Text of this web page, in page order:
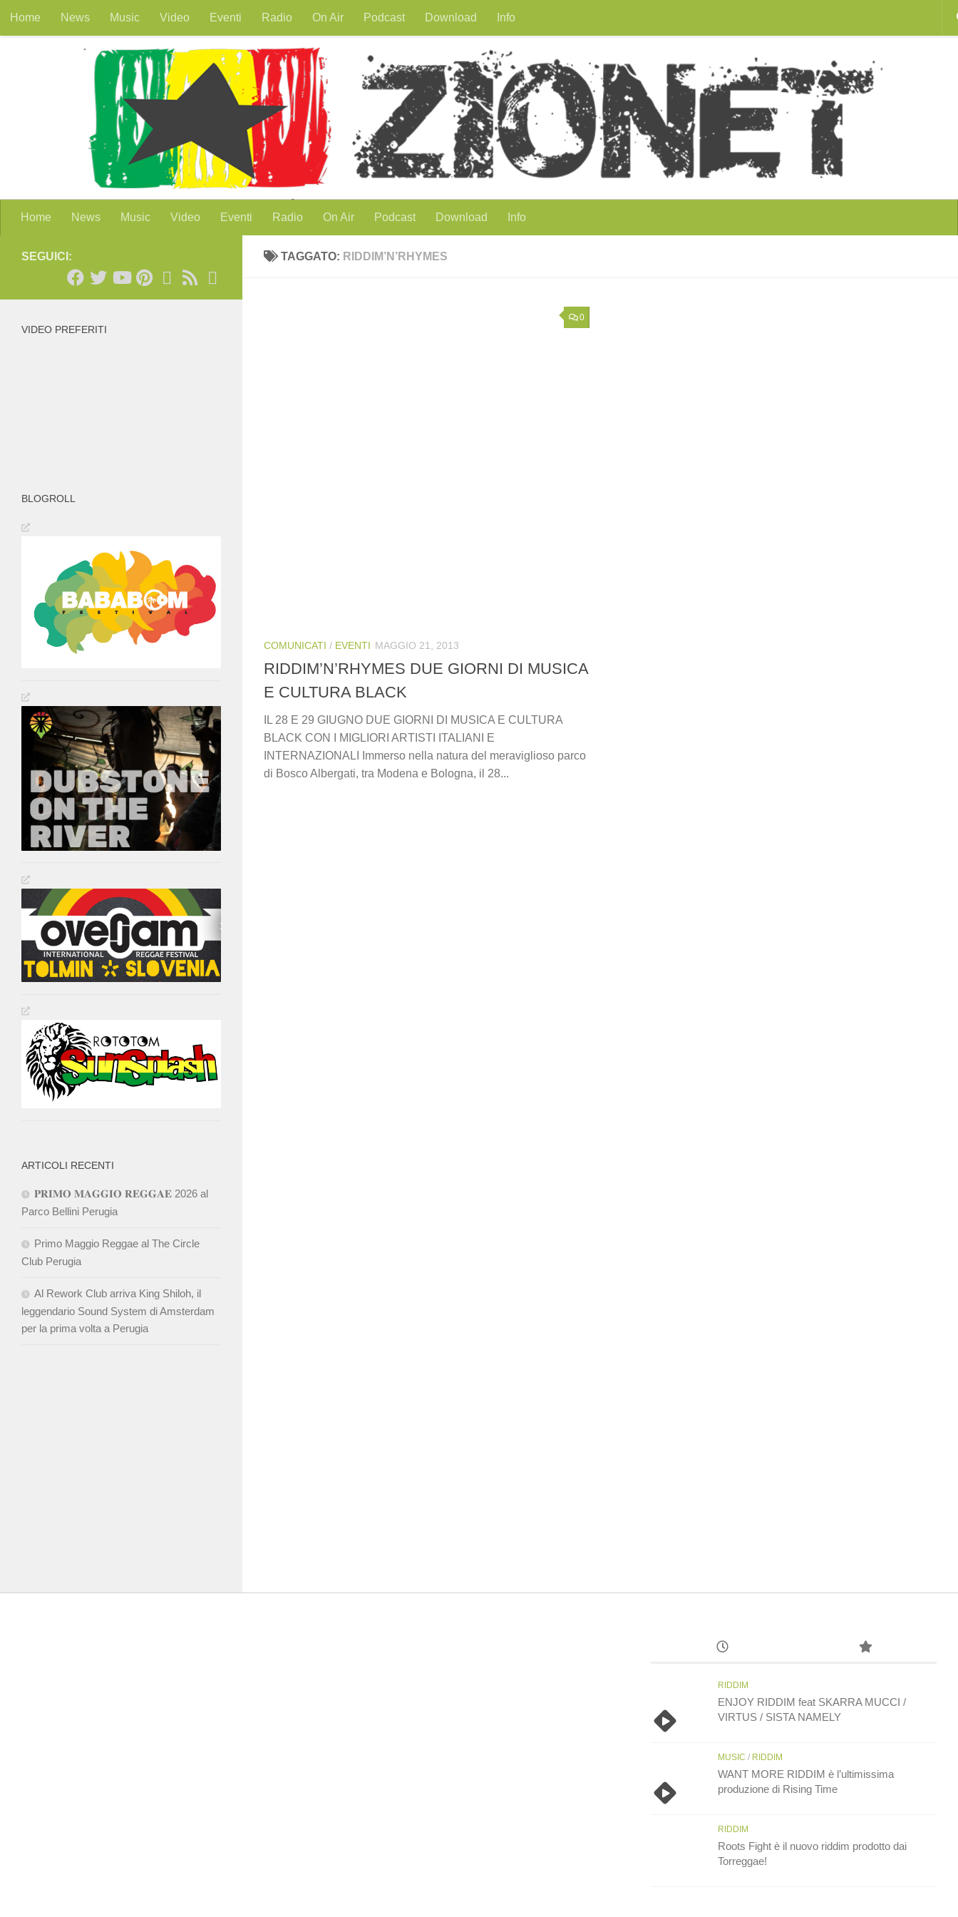
Salta al contenuto
Home News Music Video Eventi Radio On Air Podcast Download Info
Home News Music Video Eventi Radio On Air Podcast Download Info
TAGGATO: RIDDIM’N’RHYMES
0
COMUNICATI / EVENTI MAGGIO 21, 2013
RIDDIM’N’RHYMES DUE GIORNI DI MUSICA
E CULTURA BLACK
IL 28 E 29 GIUGNO DUE GIORNI DI MUSICA E CULTURA
BLACK CON I MIGLIORI ARTISTI ITALIANI E
INTERNAZIONALI Immerso nella natura del meraviglioso parco
di Bosco Albergati, tra Modena e Bologna, il 28...
SEGUICI:
VIDEO PREFERITI
BLOGROLL
ARTICOLI RECENTI
𝐏𝐑𝐈𝐌𝐎 𝐌𝐀𝐆𝐆𝐈𝐎 𝐑𝐄𝐆𝐆𝐀𝐄 2026 al
Parco Bellini Perugia
Primo Maggio Reggae al The Circle
Club Perugia
Al Rework Club arriva King Shiloh, il
leggendario Sound System di Amsterdam
per la prima volta a Perugia
RIDDIM
ENJOY RIDDIM feat SKARRA MUCCI /
VIRTUS / SISTA NAMELY
MUSIC / RIDDIM
WANT MORE RIDDIM è l’ultimissima
produzione di Rising Time
RIDDIM
Roots Fight è il nuovo riddim prodotto dai
Torreggae!